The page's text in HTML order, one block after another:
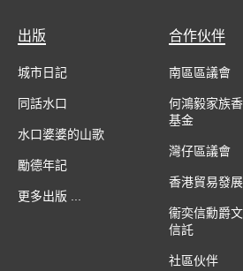
出版
城市日記
同話水口
水口婆婆的山歌
勵德年記
更多出版 ...
合作伙伴
南區區議會
何鴻毅家族
基金
灣仔區議會
香港貿易發
衞奕信勳爵
信託
社區伙伴